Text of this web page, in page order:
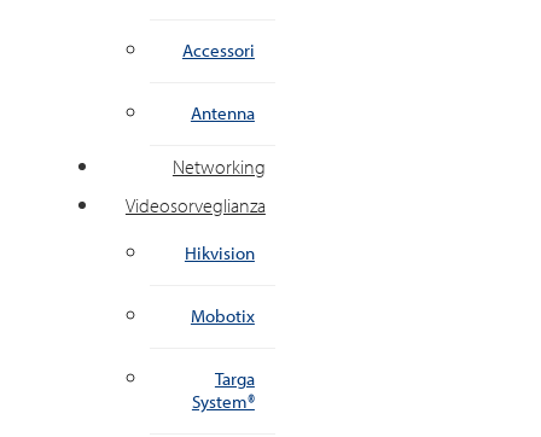
Accessori
Antenna
Networking
Videosorveglianza
Hikvision
Mobotix
Targa
System®